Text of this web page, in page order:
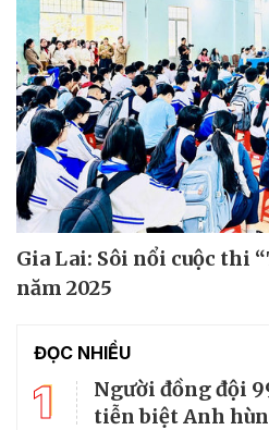
Gia Lai: Sôi nổi cuộc thi
năm 2025
ĐỌC NHIỀU
1
Người đồng đội
tiễn biệt Anh